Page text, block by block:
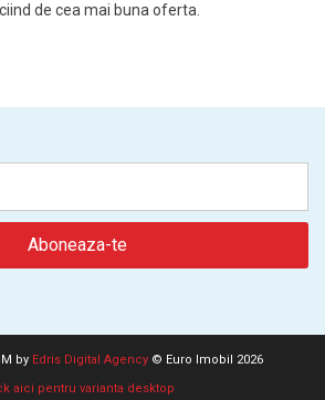
de cea mai buna oferta.
by Edris Digital Agency © Euro Imobil 2026
aici pentru varianta desktop